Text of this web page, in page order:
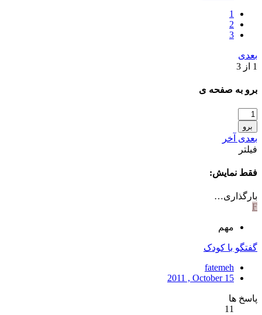
1
2
3
بعدی
1 از 3
برو به صفحه ی
برو
بعدی آخر
فیلتر
فقط نمایش:
بارگذاری…
F
مهم
گفتگو با کودک
fatemeh
2011 , October 15
پاسخ ها
11